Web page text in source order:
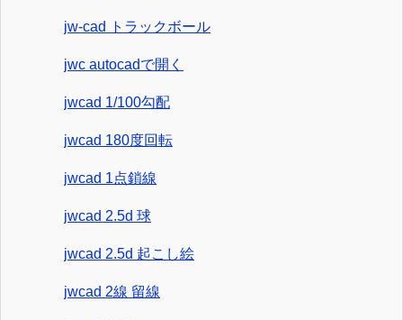
jw-cad トラックボール
jwc autocadで開く
jwcad 1/100勾配
jwcad 180度回転
jwcad 1点鎖線
jwcad 2.5d 球
jwcad 2.5d 起こし絵
jwcad 2線 留線